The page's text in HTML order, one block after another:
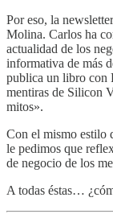
Por eso, la
Molina. Carlos ha
actualidad de los
informativa de más
publica un libro con
mentiras de Silicon
mitos».
Con el mismo estilo
le pedimos que
de negocio de los
A todas éstas…